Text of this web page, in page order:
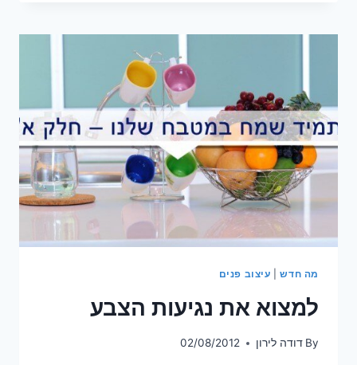
–
מה חדש| עיצוב פנים
למצוא את נגיעות הצבע
By דודה לירון 02/08/2012